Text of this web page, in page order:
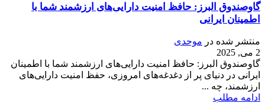
گاوصندوق البرز: حافظ امنیت دارایی‌های ارزشمند شما با
اطمینان ایرانی
منتشر شده در موحدی
2 می, 2025
گاوصندوق البرز: حافظ امنیت دارایی‌های ارزشمند شما با اطمینان
ایرانی در دنیای پر از دغدغه‌های امروزی، حفظ امنیت دارایی‌های
ارزشمند، چه ...
ادامه مطلب